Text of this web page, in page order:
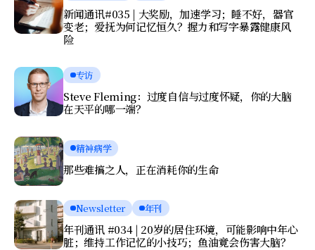
新闻通讯#035 | 大奖励，加速学习；睡不好，器官
变老；爱抚为何记忆恒久？握力和写字暴露健康风
险
专访
Steve Fleming：过度自信与过度怀疑，你的大脑
在天平的哪一端？
精神病学
那些难搞之人，正在消耗你的生命
Newsletter 年刊
年刊通讯 #034 | 20岁的居住环境，可能影响中年心
脏；维持工作记忆的小技巧；鱼油竟会伤害大脑？